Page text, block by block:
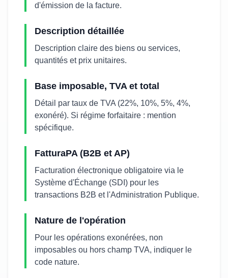
d'émission de la facture.
Description détaillée
Description claire des biens ou services,
quantités et prix unitaires.
Base imposable, TVA et total
Détail par taux de TVA (22%, 10%, 5%, 4%,
exonéré). Si régime forfaitaire : mention
spécifique.
FatturaPA (B2B et AP)
Facturation électronique obligatoire via le
Système d'Échange (SDI) pour les
transactions B2B et l'Administration Publique.
Nature de l'opération
Pour les opérations exonérées, non
imposables ou hors champ TVA, indiquer le
code nature.